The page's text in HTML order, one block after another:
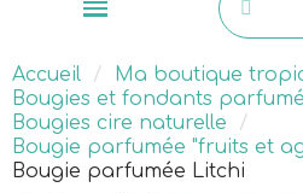
Accueil
Ma boutique
Bougies et fondants
Bougies cire naturelle
Bougie parfumée "fruits et
Bougie parfumée Litchi